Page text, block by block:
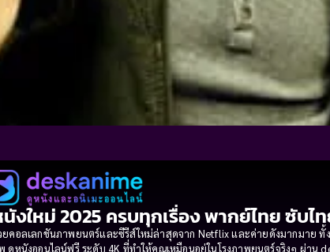
งใหม่ 2025 ครบทุกเรื่อง พากย์ไทย ซับไ
อลเลกชันภาพยนตร์และซีรีส์ใหม่ล่าสุดจาก Netflix และค่ายดังมากมาย ทั้ง
นังออนไลน์ฟรี ระดับ 4K ที่ทำให้คุณเหมือนอยู่ในโรงภาพยนตร์จริงๆ ผ่าน